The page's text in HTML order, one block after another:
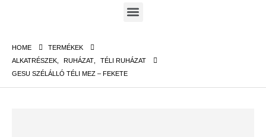
HOME
TERMÉKEK
ALKATRÉSZEK
RUHÁZAT
TÉLI RUHÁZAT
GESU SZÉLÁLLÓ TÉLI MEZ – FEKETE